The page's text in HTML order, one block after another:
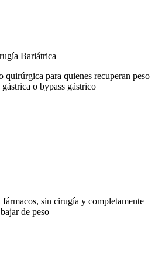
Bariátrica
quirúrgica para quienes recuperan peso
o bypass gástrico
sin cirugía y completamente
de peso